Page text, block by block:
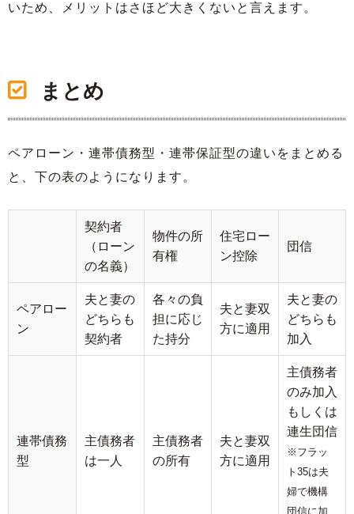
いため、メリットはさほど大きくないと言えます。
まとめ
ペアローン・連帯債務型・連帯保証型の違いをまとめる
と、下の表のようになります。
契約者
（ローン
の名義）
物件の所
有権
住宅ロー
ン控除
団信
ペアロー
ン
夫と妻の
どちらも
契約者
各々の負
担に応じ
た持分
夫と妻双
方に適用
夫と妻の
どちらも
加入
連帯債務
型
主債務者
は一人
主債務者
の所有
夫と妻双
方に適用
主債務者
のみ加入
もしくは
連生団信
※フラッ
ト35は夫
婦で機構
団信に加